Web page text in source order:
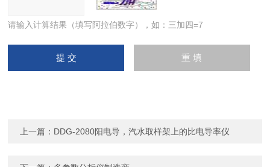
请输入计算结果（填写阿拉伯数字），如：三加四=7
上一篇： DDG-2080阳电导，汽水取样架上的比电导率仪